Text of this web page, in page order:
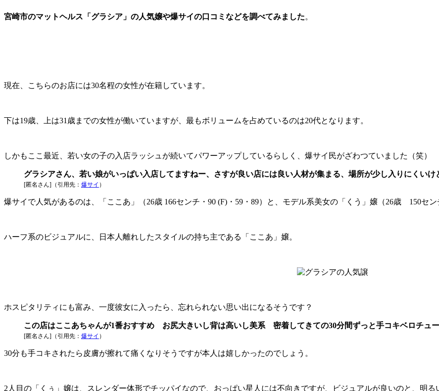
宮崎市のマットヘルス「グラシア」の人気嬢や爆サイの口コミなどを調べてみました。
現在、こちらのお店には30名程の女性が在籍しています。
下は19歳、上は31歳までの女性が働いていますが、最もボリュームを占めているのは20代となります。
しかもここ最近、若い女の子の入店ラッシュが続いてパワーアップしているらしく、爆サイ民がざわつていました（笑）
グラシアさん、若い娘がいっぱい入店してますねー、さすが良い店には良い人材が集まる、場所が少し入りにくいけ
[匿名さん]（引用先： 爆サイ ）
爆サイで人気があるのは、「ここあ」（26歳 166センチ・90 (F)・59・89）と、モデル系美女の「くう」嬢（26歳 150セン
ハーフ系のビジュアルに、日本人離れしたスタイルの持ち主である「ここあ」嬢。
ホスピタリティにも富み、一度彼女に入ったら、忘れられない思い出になるそうです？
この店はここあちゃんが1番おすすめ お尻大きいし背は高いし美系 密着してきての30分間ずっと手コキベロチュ
[匿名さん]（引用先： 爆サイ ）
30分も手コキされたら皮膚が擦れて痛くなりそうですが本人は嬉しかったのでしょう。
2人目の「くぅ」嬢は、スレンダー体形でチッパイなので、おっぱい星人には不向きですが、ビジュアルが良いのと、明る